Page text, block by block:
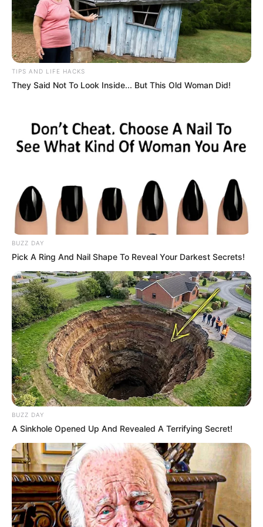
LIFESTYLE
Enak & Menarik, Ini 7 Makanan
TIPS AND LIFE HACKS
They Said Not To Look Inside... But This Old Woman Did!
BUZZ DAY
Pick A Ring And Nail Shape To Reveal Your Darkest Secrets!
BUZZ DAY
A Sinkhole Opened Up And Revealed A Terrifying Secret!